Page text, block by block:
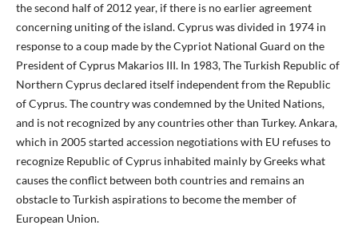
the second half of 2012 year, if there is no earlier agreement
concerning uniting of the island. Cyprus was divided in 1974 in
response to a coup made by the Cypriot National Guard on the
President of Cyprus Makarios III. In 1983, The Turkish Republic of
Northern Cyprus declared itself independent from the Republic
of Cyprus. The country was condemned by the United Nations,
and is not recognized by any countries other than Turkey. Ankara,
which in 2005 started accession negotiations with EU refuses to
recognize Republic of Cyprus inhabited mainly by Greeks what
causes the conflict between both countries and remains an
obstacle to Turkish aspirations to become the member of
European Union.